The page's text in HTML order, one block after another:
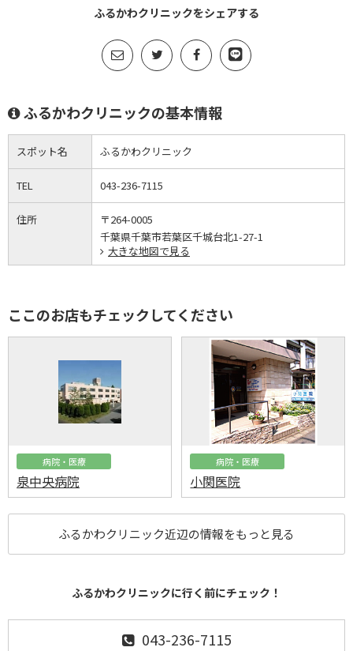
ふるかわクリニックをシェアする
ふるかわクリニックの基本情報
スポット名 ふるかわクリニック
TEL 043-236-7115
住所
〒264-0005
千葉県千葉市若葉区千城台北1-27-1
大きな地図で見る
ここのお店もチェックしてください
病院・医療
泉中央病院
病院・医療
小関医院
ふるかわクリニック近辺の情報をもっと見る
ふるかわクリニックに行く前にチェック！
043-236-7115